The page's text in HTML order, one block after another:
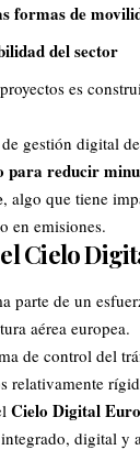
formas de
del sector
es
gestión digital
reducir
, algo que tiene
en emisiones.
Cielo
parte de un
aérea europea.
de control del
relativamente
Cielo Digital
digital y